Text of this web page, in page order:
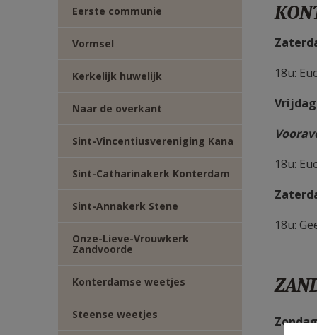
Eerste communie
Vormsel
Kerkelijk huwelijk
Naar de overkant
Sint-Vincentiusvereniging Kana
Sint-Catharinakerk Konterdam
Sint-Annakerk Stene
Onze-Lieve-Vrouwkerk
Zandvoorde
Konterdamse weetjes
Steense weetjes
18u:
18u:
18u: